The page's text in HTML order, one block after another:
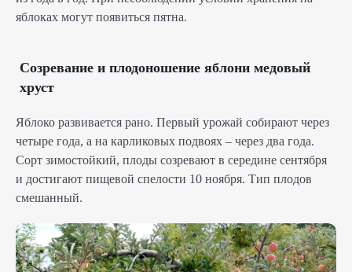
яблоках могут появиться пятна.
Созревание и плодоношение яблони медовый
хруст
Яблоко развивается рано. Первый урожай собирают через
четыре года, а на карликовых подвоях – через два года.
Сорт зимостойкий, плоды созревают в середине сентября
и достигают пищевой спелости 10 ноября. Тип плодов
смешанный.